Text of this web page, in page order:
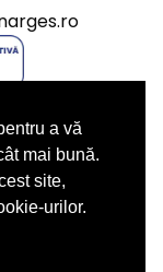
a vă
mai bună.
site,
urilor.